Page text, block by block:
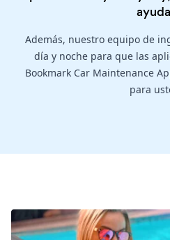
ayuda
Además, nuestro equipo de
día y noche para que las
Bookmark Car Maintenance
para